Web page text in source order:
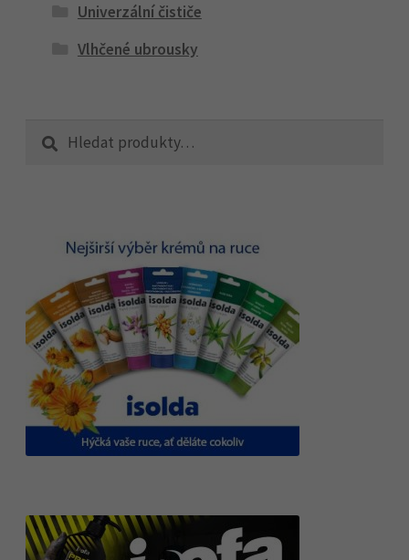
Univerzální čističe
Vlhčené ubrousky
Hledat:
Hledat